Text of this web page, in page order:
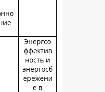
Энергоэ
ффектив
ность и
энергосб
ережени
е в